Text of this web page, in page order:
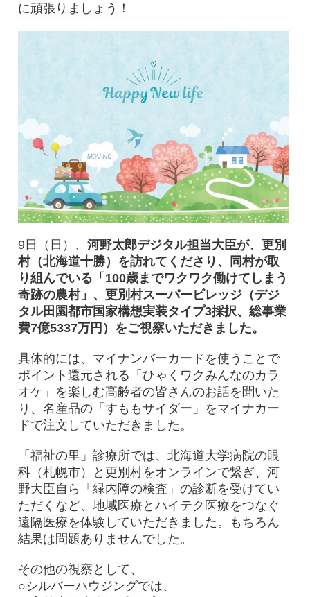
に頑張りましょう！
9日（日）、 河野太郎デジタル担当大臣が、更別
村（北海道十勝）を訪れてくださり、同村が取
り組んでいる「100歳までワクワク働けてしまう
奇跡の農村」、更別村スーパービレッジ（デジ
タル田園都市国家構想実装タイプ3採択、総事業
費7億5337万円）をご視察いただきました。
具体的には、マイナンバーカードを使うことで
ポイント還元される「ひゃくワクみんなのカラ
オケ」を楽しむ高齢者の皆さんのお話を聞いた
り、名産品の「すももサイダー」をマイナカー
ドで注文していただきました。
「福祉の里」診療所では、北海道大学病院の眼
科（札幌市）と更別村をオンラインで繋ぎ、河
野大臣自ら「緑内障の検査」の診断を受けてい
ただくなど、地域医療とハイテク医療をつなぐ
遠隔医療を体験していただきました。もちろん
結果は問題ありませんでした。
その他の視察として、
○シルバーハウジングでは、